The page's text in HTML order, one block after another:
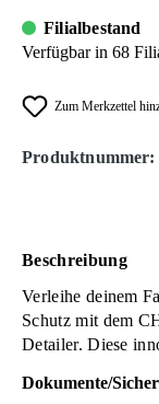
Filialbestand
Verfügbar in 68
Zum Merkzettel
Produktnummer:
Beschreibung
Verleihe deinem
Schutz mit dem
Detailer. Diese
Dokumente/